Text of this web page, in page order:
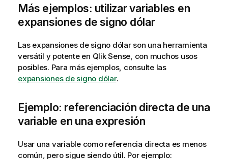
Más ejemplos: utilizar variables en
expansiones de signo dólar
Las expansiones de signo dólar son una herramienta
versátil y potente en Qlik Sense, con muchos usos
posibles. Para más ejemplos, consulte las
expansiones de signo dólar.
Ejemplo: referenciación directa de una
variable en una expresión
Usar una variable como referencia directa es menos
común, pero sigue siendo útil. Por ejemplo: